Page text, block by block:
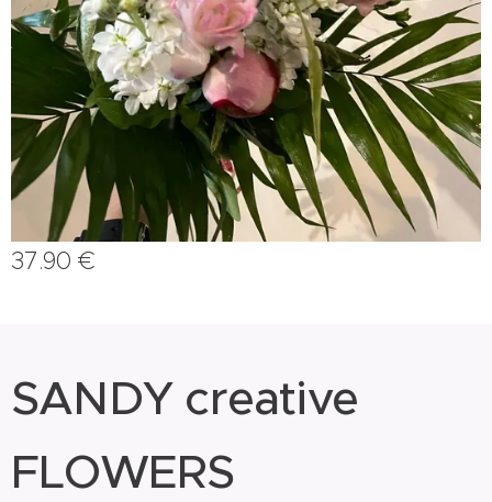
37.90 €
SANDY creative
FLOWERS